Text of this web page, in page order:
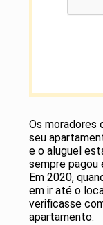
Os moradores
seu
e o aluguel
sempre pagou
Em 2020,
em ir até o
verificasse
apartamento.